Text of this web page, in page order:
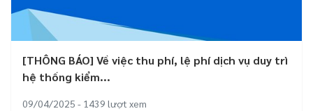
[THÔNG BÁO] Về việc thu phí, lệ phí dịch vụ duy trì
hệ thống kiểm...
09/04/2025 - 1439 lượt xem